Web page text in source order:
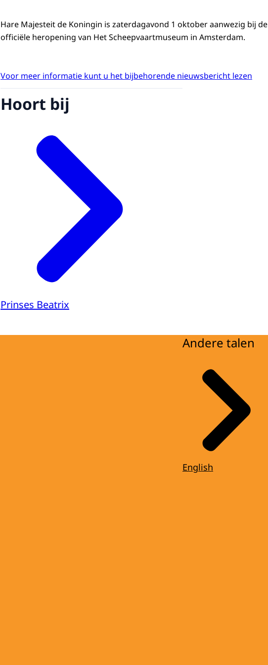
Hare Majesteit de Koningin is zaterdagavond 1 oktober aanwezig bij de
officiële heropening van Het Scheepvaartmuseum in Amsterdam.
Voor meer informatie kunt u het bijbehorende nieuwsbericht lezen
Hoort bij
Prinses Beatrix
Andere talen
English